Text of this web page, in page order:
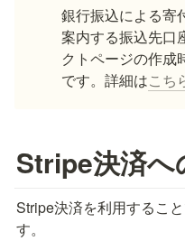
銀行振込による寄
案内する振込先口
クトページの作成
です。詳細はこち
Stripe決済へ
Stripe決済を利用するこ
す。